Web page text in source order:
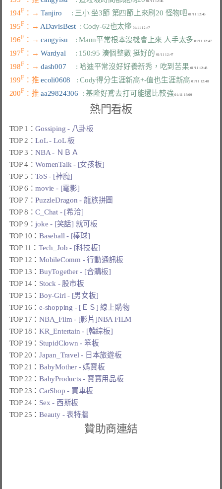
194F ：→ Tanjiro : 三小 坐3節 第四節上來刷20 怪物吧
195F ：→ ADavisBest : Cody-62也太慘
196F ：→ cangyisu : Mann平常根本沒機會上來 人手太多 01/11 12:47
197F ：→ Wardyal : 150:95 湊個整數 挺好的
198F ：→ dash007 : 哈迪平常沒好好養新秀，吃到苦果
199F ：推 ecoli0608 : Cody得分生涯新高+-值也生涯新高 01/11 12:48
200F ：推 aa29824306 : 基隆好鳶去打可能還比較強 01/11 13:09
熱門看板
TOP 1：Gossiping - 八卦板
TOP 2：LoL - LoL 板
TOP 3：NBA - ＮＢＡ
TOP 4：WomenTalk - [女孩板]
TOP 5：ToS - [神魔]
TOP 6：movie - [電影]
TOP 7：PuzzleDragon - 龍族拼圖
TOP 8：C_Chat - [希洽]
TOP 9：joke - [笑話] 就可板
TOP 10：Baseball - [棒球]
TOP 11：Tech_Job - [科技板]
TOP 12：MobileComm - 行動通訊板
TOP 13：BuyTogether - [合購板]
TOP 14： Stock - 股市板
TOP 15：Boy-Girl - [男女板]
TOP 16：e-shopping - [ＥＳ] 線上購物
TOP 17：NBA_Film - [影片]NBA FILM
TOP 18：KR_Entertain - [韓綜板]
TOP 19： StupidClown - 笨板
TOP 20：Japan_Travel - 日本旅遊板
TOP 21：BabyMother - 媽寶板
TOP 22：BabyProducts - 寶寶用品板
TOP 23：CarShop - 買車板
TOP 24： Sex - 西斯板
TOP 25：Beauty - 表特牆
贊助商連結